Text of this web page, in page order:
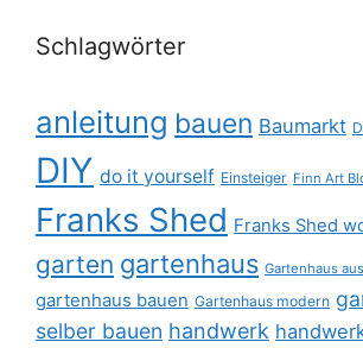
Schlagwörter
anleitung bauen Baumarkt
DIY do it yourself Einsteiger Finn Art
Franks Shed Franks Shed
garten gartenhaus Gartenhaus
gartenhaus bauen Gartenhaus modern
selber bauen handwerk